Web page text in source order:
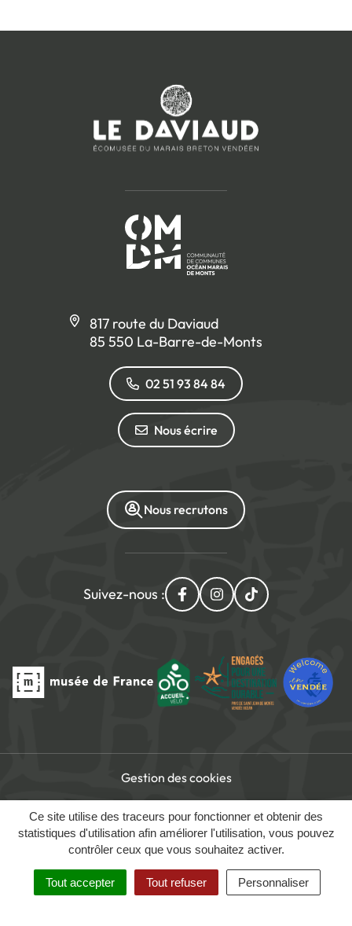
Ce site utilise des traceurs pour fonctionner et obtenir des
statistiques d'utilisation afin améliorer l'utilisation, vous pouvez
contrôler ceux que vous souhaitez activer.
Tout accepter Tout refuser Personnaliser
817 route du Daviaud
85 550 La-Barre-de-Monts
02 51 93 84 84
Nous écrire
Nous recrutons
Suivez-nous : Lien vers le compte
Lien vers le compte
Lien vers le
Gestion des cookies
Accessibilité du site
Mentions légales